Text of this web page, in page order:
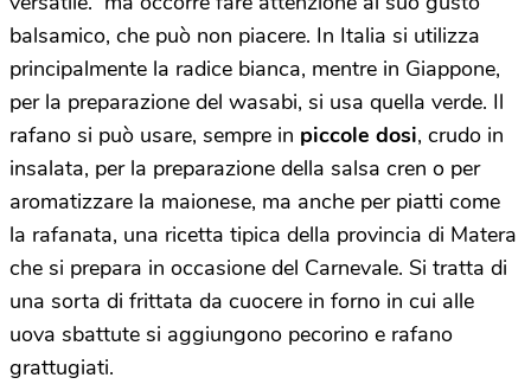
balsamico, che può non piacere. In Italia si utilizza
principalmente la radice bianca, mentre in Giappone,
per la preparazione del wasabi, si usa quella verde. Il
rafano si può usare, sempre in piccole dosi, crudo in
insalata, per la preparazione della salsa cren o per
aromatizzare la maionese, ma anche per piatti come
la rafanata, una ricetta tipica della provincia di Matera
che si prepara in occasione del Carnevale. Si tratta di
una sorta di frittata da cuocere in forno in cui alle
uova sbattute si aggiungono pecorino e rafano
grattugiati.